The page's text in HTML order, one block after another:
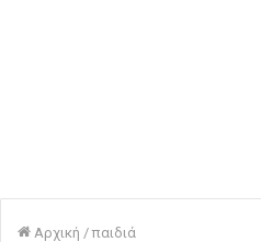
Αρχική / παιδιά